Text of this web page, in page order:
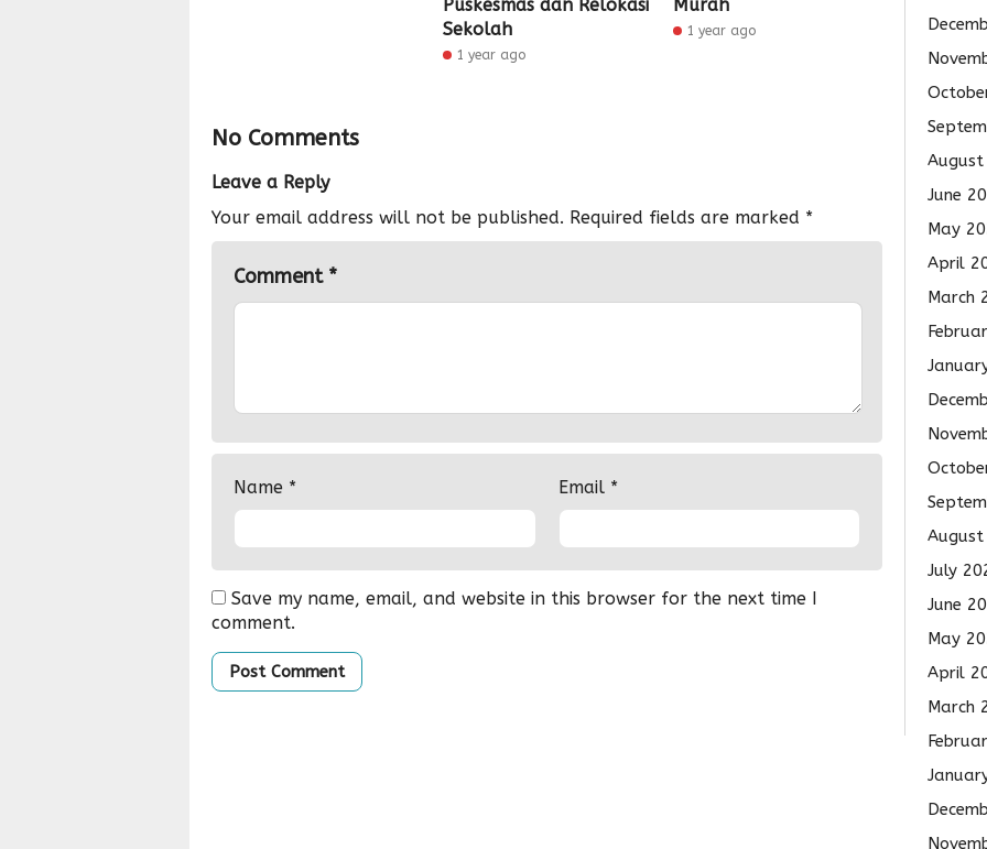
Puskesmas dan Relokasi
Sekolah
1 year ago
Murah
1 year ago
No Comments
Leave a Reply
Your email address will not be published. Required fields are marked *
Comment *
Name * Email *
Save my name, email, and website in this browser for the next time I
comment.
August
June
May
April
March
July
June
May
April
March